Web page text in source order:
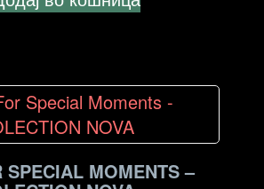
SPECIAL MOMENTS –